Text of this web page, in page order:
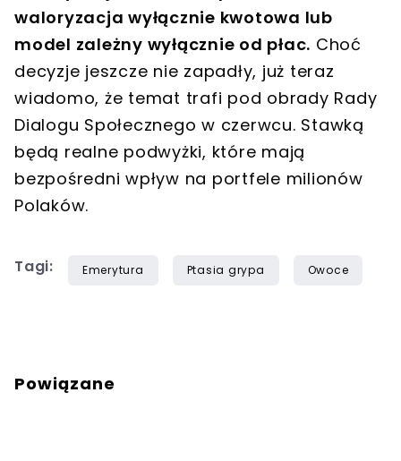
waloryzacja wyłącznie kwotowa lub
model zależny wyłącznie od płac. Choć
decyzje jeszcze nie zapadły, już teraz
wiadomo, że temat trafi pod obrady Rady
Dialogu Społecznego w czerwcu. Stawką
będą realne podwyżki, które mają
bezpośredni wpływ na portfele milionów
Polaków.
Tagi: Emerytura Ptasia grypa Owoce
Powiązane